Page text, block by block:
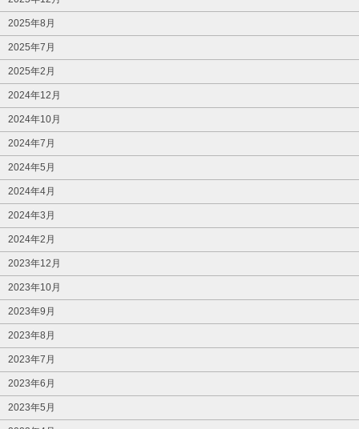
2025年8月
2025年7月
2025年2月
2024年12月
2024年10月
2024年7月
2024年5月
2024年4月
2024年3月
2024年2月
2023年12月
2023年10月
2023年9月
2023年8月
2023年7月
2023年6月
2023年5月